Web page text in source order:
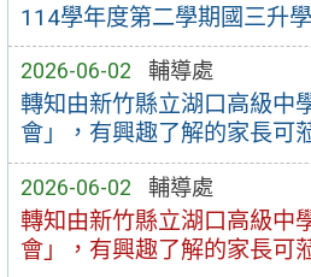
114學年度第二學期國三升
2026-06-02 輔導處
轉知由新竹縣立湖口高級中
會」，有興趣了解的家長可
2026-06-02 輔導處
轉知由新竹縣立湖口高級中
會」，有興趣了解的家長可